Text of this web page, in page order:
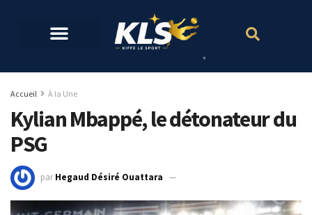
Accueil À la Une
Kylian Mbappé, le détonateur du
PSG
par Hegaud Désiré Ouattara